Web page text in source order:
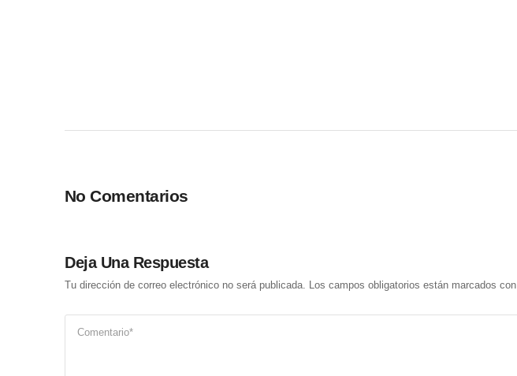
No Comentarios
Deja Una Respuesta
Tu dirección de correo electrónico no será publicada. Los campos obligatorios están marcados con